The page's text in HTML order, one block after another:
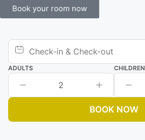
Book your room now
ADULTS
2
CHILDREN
BOOK NOW